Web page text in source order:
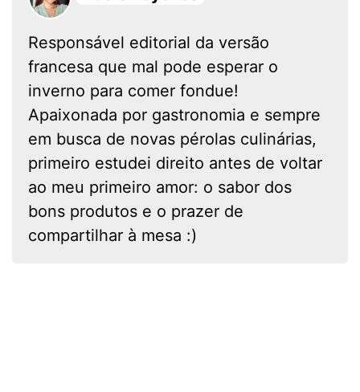
Responsável editorial da versão
francesa que mal pode esperar o
inverno para comer fondue!
Apaixonada por gastronomia e sempre
em busca de novas pérolas culinárias,
primeiro estudei direito antes de voltar
ao meu primeiro amor: o sabor dos
bons produtos e o prazer de
compartilhar à mesa :)